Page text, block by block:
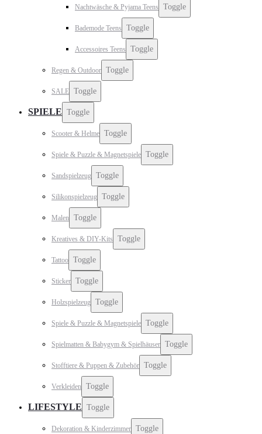
Nachtwäsche & Pyjama Teens Toggle
Bademode Teens Toggle
Accessoires Teens Toggle
Regen & Outdoor Toggle
SALE Toggle
SPIELE Toggle
Scooter & Helme Toggle
Spiele & Puzzle & Magnetspiele Toggle
Sandspielzeug Toggle
Silikonspielzeug Toggle
Malen Toggle
Kreatives & DIY-Kits Toggle
Tattoo Toggle
Sticker Toggle
Holzspielzeug Toggle
Spiele & Puzzle & Magnetspiele Toggle
Spielmatten & Babygym & Spielhäuser Toggle
Stofftiere & Puppen & Zubehör Toggle
Verkleiden Toggle
LIFESTYLE Toggle
Dekoration & Kinderzimmer Toggle